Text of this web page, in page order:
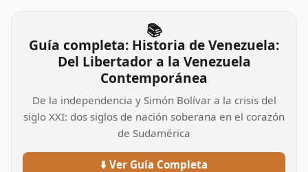
📚
Guía completa: Historia de Venezuela:
Del Libertador a la Venezuela
Contemporánea
De la independencia y Simón Bolívar a la crisis del
siglo XXI: dos siglos de nación soberana en el corazón
de Sudamérica
⬇️ Ver Guía Completa